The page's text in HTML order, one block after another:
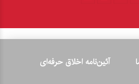
آئین‌نامه اخلاق حرفه‌ای